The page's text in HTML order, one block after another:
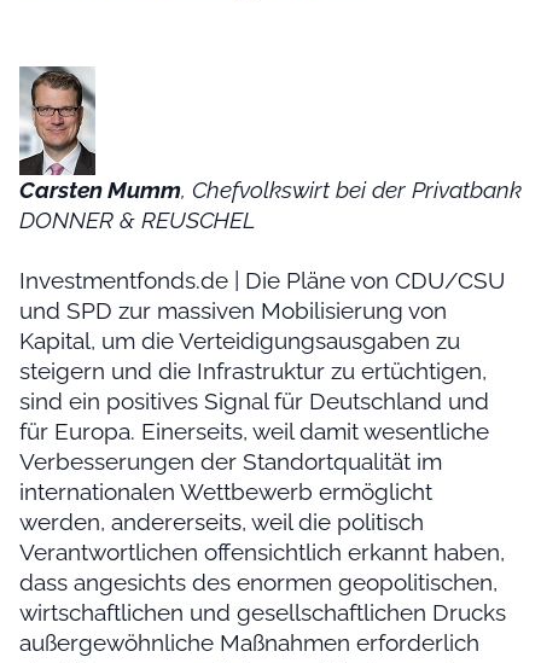
Carsten Mumm, Chefvolkswirt bei der Privatbank
DONNER & REUSCHEL
Investmentfonds.de | Die Pläne von CDU/CSU
und SPD zur massiven Mobilisierung von
Kapital, um die Verteidigungsausgaben zu
steigern und die Infrastruktur zu ertüchtigen,
sind ein positives Signal für Deutschland und
für Europa. Einerseits, weil damit wesentliche
Verbesserungen der Standortqualität im
internationalen Wettbewerb ermöglicht
werden, andererseits, weil die politisch
Verantwortlichen offensichtlich erkannt haben,
dass angesichts des enormen geopolitischen,
wirtschaftlichen und gesellschaftlichen Drucks
außergewöhnliche Maßnahmen erforderlich